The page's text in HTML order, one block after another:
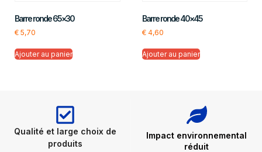
Barre ronde 65×30
€ 5,70
Ajouter au panier
Barre ronde 40×45
€4,60
Ajouter au panier
Qualité et large choix de
produits
Impact environnemental
réduit